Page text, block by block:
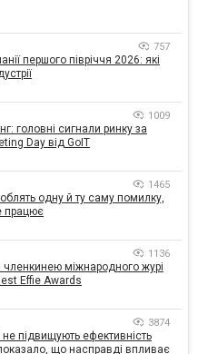
757
першого півріччя 2026: які
1009
головні сигнали ринку за
Day від GoIT
1465
одну й ту саму помилку,
працює
1136
членкинею міжнародного журі
Effie Awards
3874
підвищують ефективність
що насправді впливає